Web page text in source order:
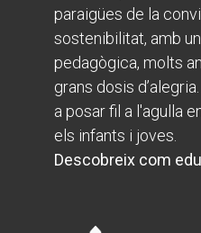
paraigües de la
sostenibilitat, amb
pedagògica, molts
grans dosis
a posar fil a l'agulla
els infants i joves.
Descobreix com